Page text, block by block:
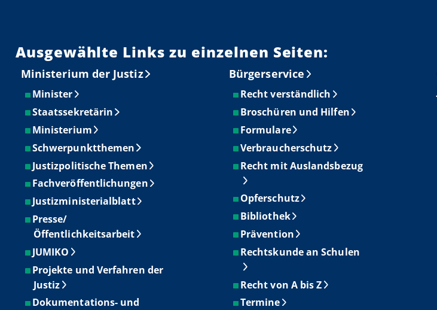
Ausgewählte Links zu einzelnen Seiten:
Ministerium der Justiz
Minister
Staatssekretärin
Ministerium
Schwerpunktthemen
Justizpolitische Themen
Fachveröffentlichungen
Justizministerialblatt
Presse/
Öffentlichkeitsarbeit
JUMIKO
Projekte und Verfahren der
Justiz
Dokumentations- und
Bürgerservice
Recht verständlich
Broschüren und Hilfen
Formulare
Verbraucherschutz
Recht mit Auslandsbezug
Opferschutz
Bibliothek
Prävention
Rechtskunde an Schulen
Recht von A bis Z
Termine